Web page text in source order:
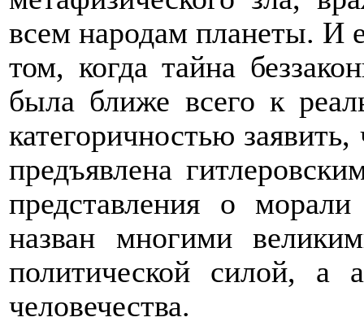
всем народам планеты. И
том, когда тайна
была ближе всего к
категоричностью
предъявлена
представления о
назван многими
политической силой,
человечества.